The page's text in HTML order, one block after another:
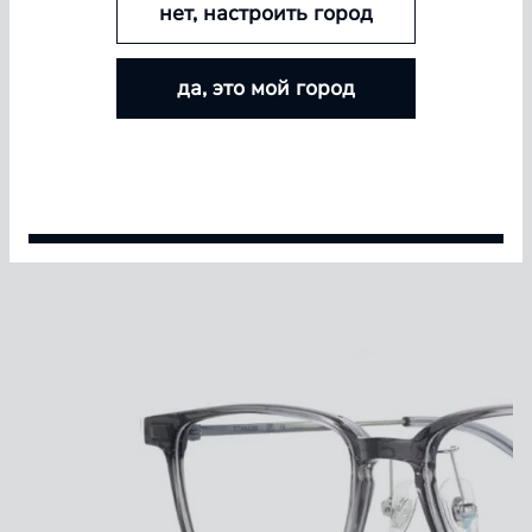
БОЛЬШЕ ЛИНЗ — БОЛЬШЕ СКИДКА
Покупайте контактные линзы Airway и увеличивайте
размер скидки — от 5% до 15%
нет, настроить город
да, это мой город